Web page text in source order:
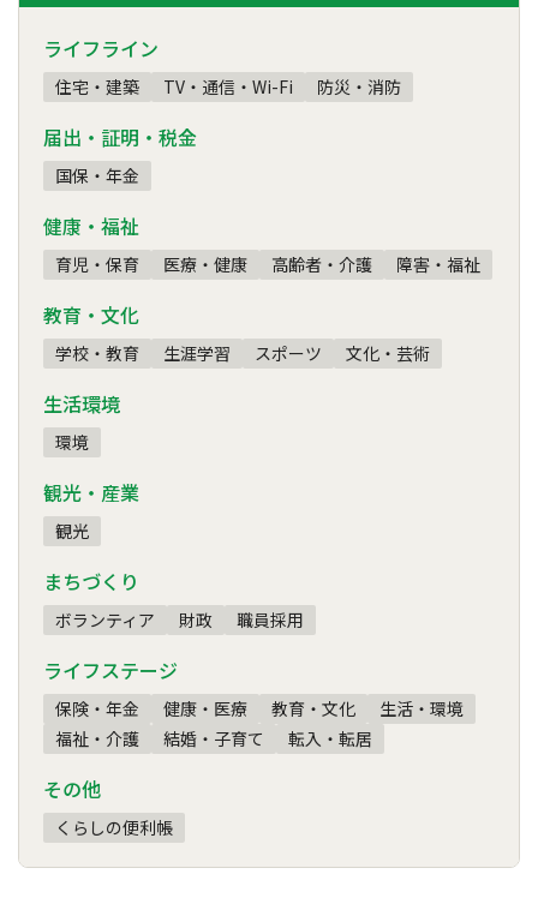
ライフライン
住宅・建築 TV・通信・Wi-Fi 防災・消防
届出・証明・税金
国保・年金
健康・福祉
育児・保育 医療・健康 高齢者・介護 障害・福祉
教育・文化
学校・教育 生涯学習 スポーツ 文化・芸術
生活環境
環境
観光・産業
観光
まちづくり
ボランティア 財政 職員採用
ライフステージ
保険・年金 健康・医療 教育・文化
生活・環境
福祉・介護
結婚・子育て 転入・転居
その他
くらしの便利帳